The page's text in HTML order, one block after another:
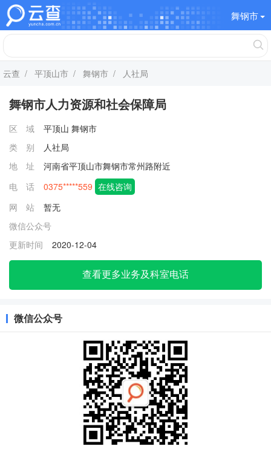
舞钢市
云查 / 平顶山市 / 舞钢市 / 人社局
舞钢市人力资源和社会保障局
区 域 平顶山 舞钢市
类 别
人社局
地 址
河南省平顶山市舞钢市常州路附近
电 话
0375*****559 在线咨询
网 站
暂无
微信公众号
更新时间
2020-12-04
查看更多业务及科室电话
微信公众号